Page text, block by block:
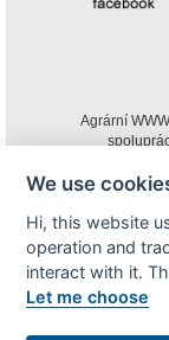
Agrární
obsahu
(pokud není
We use
Hi, this website
operation and
interact with it.
Let me choose